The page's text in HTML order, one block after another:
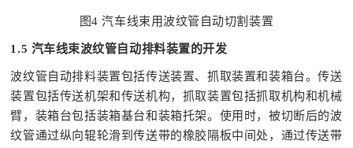
图4 汽车线束用波纹管自动切割装置
1.5 汽车线束波纹管自动排料装置的开发
波纹管自动排料装置包括传送装置、抓取装置和装箱台。传送
装置包括传送机架和传送机构，抓取装置包括抓取机构和机械
臂，装箱台包括装箱基台和装箱托架。使用时，被切断后的波
纹管通过纵向辊轮滑到传送带的橡胶隔板中间处，通过传送带